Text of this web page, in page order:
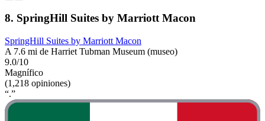
8. SpringHill Suites by Marriott Macon
SpringHill Suites by Marriott Macon
A 7.6 mi de Harriet Tubman Museum (museo)
9.0/10
Magnífico
(1,218 opiniones)
“.”